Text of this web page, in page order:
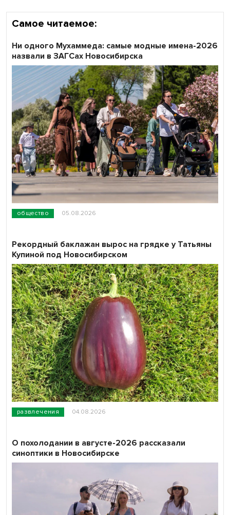
Самое читаемое:
общество 05.08.2026
Ни одного Мухаммеда: самые модные имена-2026
назвали в ЗАГСах Новосибирска
развлечения 04.08.2026
Рекордный баклажан вырос на грядке у Татьяны
Купиной под Новосибирском
О похолодании в августе-2026 рассказали
синоптики в Новосибирске